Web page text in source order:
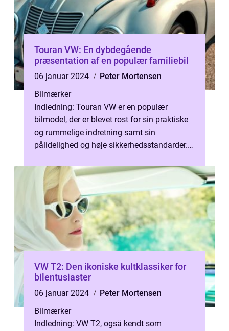
Touran VW: En dybdegående
præsentation af en populær familiebil
06 januar 2024
Peter Mortensen
Bilmærker
Indledning: Touran VW er en populær
bilmodel, der er blevet rost for sin praktiske
og rummelige indretning samt sin
pålidelighed og høje sikkerhedsstandarder. I
VW T2: Den ikoniske kultklassiker for
bilentusiaster
06 januar 2024
Peter Mortensen
Bilmærker
Indledning: VW T2, også kendt som